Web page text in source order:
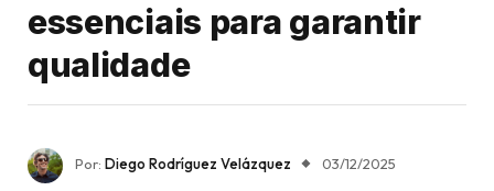
essenciais para garantir
qualidade
Por: Diego Rodríguez Velázquez 03/12/2025